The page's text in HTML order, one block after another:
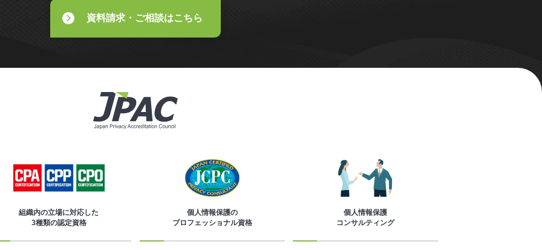
資料請求・ご相談はこちら
組織内の立場に対応した
3種類の認定資格
個人情報保護の
プロフェッショナル資格
個人情報保護
コンサルティング